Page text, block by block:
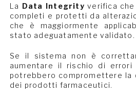
La Data Integrity verifica
completi e protetti da
che è maggiormente
stato adeguatamente validato.
Se il sistema non è
aumentare il rischio di errori
potrebbero compromettere la
dei prodotti farmaceutici.